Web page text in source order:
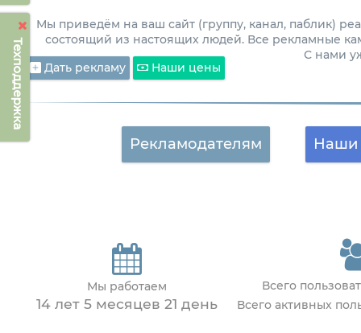
Техподдержка
Мы приведём на ваш сайт (группу, канал, паблик)
состоящий из настоящих людей. Все рекламные
С нами
Дать рекламу
Наши цены
Рекламодателям Наши
Мы работаем
14 лет 5 месяцев 21 день
Всего
Всего активных